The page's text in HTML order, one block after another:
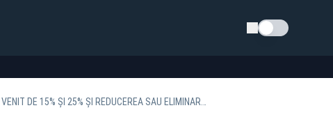
Schimba tema